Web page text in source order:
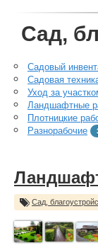
Сад,
Садовый
Садовая
Уход за
Ландшафтные
Плотницкие
Разнорабочие
Сад,